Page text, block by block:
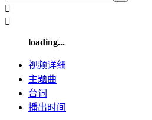


loading...
视频详细
主题曲
台词
播出时间